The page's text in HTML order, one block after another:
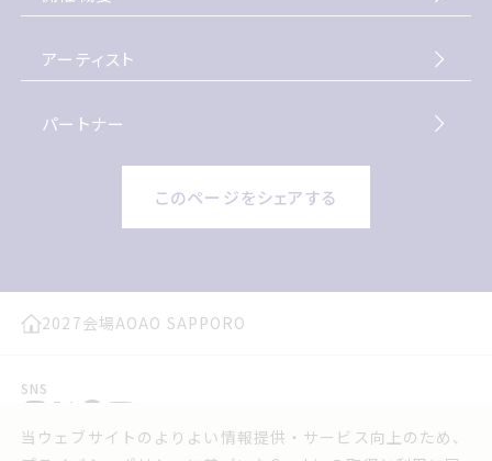
当ウェブサイトのよりよい情報提供・サービス向上のため、
アーティスト
パートナー
このページをシェアする
2027会場AOAO SAPPORO
SNS
プレスリリース
お問い合わせ